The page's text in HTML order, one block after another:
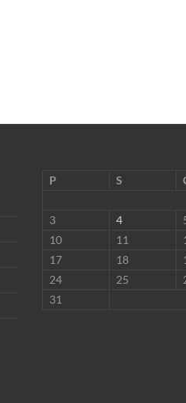
P
S
3
4
10
11
17
18
24
25
31